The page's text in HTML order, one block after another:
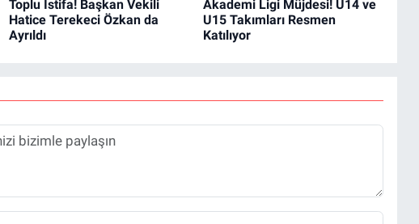
Toplu İstifa! Başkan Vekili
Hatice Terekeci Özkan da
Ayrıldı
Akademi Ligi Müjdesi! U14 ve
U15 Takımları Resmen
Katılıyor